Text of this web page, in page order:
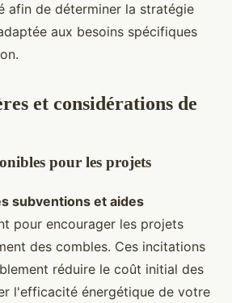
afin de déterminer la stratégie
aux besoins spécifiques
et considérations de
pour les projets
subventions et aides
pour encourager les projets
des combles. Ces incitations
réduire le coût initial des
l'efficacité énergétique de votre